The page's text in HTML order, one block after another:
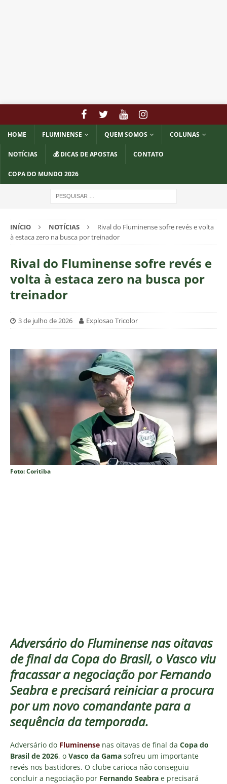
HOME FLUMINENSE QUEM SOMOS COLUNAS
NOTÍCIAS 💰 DICAS DE APOSTAS CONTATO
COPA DO MUNDO 2026
INÍCIO NOTÍCIAS
Rival do Fluminense sofre revés e volta
à estaca zero na busca por treinador
Rival do Fluminense sofre revés e
volta à estaca zero na busca por
treinador
3 de julho de 2026 Explosao Tricolor
Foto: Coritiba
Adversário do Fluminense nas oitavas
de final da Copa do Brasil, o Vasco viu
fracassar a negociação por Fernando
Seabra e precisará reiniciar a procura
por um novo comandante para a
sequência da temporada.
Adversário do Fluminense nas oitavas de final da Copa do
Brasil de 2026, o Vasco da Gama sofreu um importante
revés nos bastidores. O clube carioca não conseguiu
concluir a negociação por Fernando Seabra e precisará